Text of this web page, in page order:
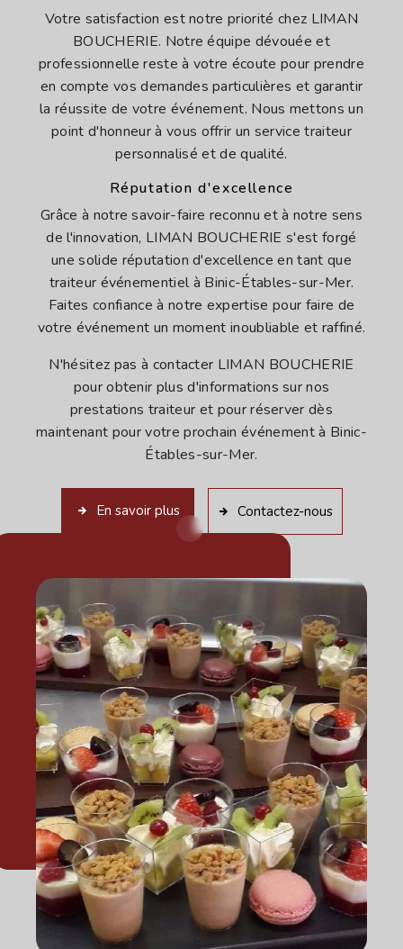
Votre satisfaction est notre priorité chez LIMAN
BOUCHERIE. Notre équipe dévouée et
professionnelle reste à votre écoute pour prendre
en compte vos demandes particulières et garantir
la réussite de votre événement. Nous mettons un
point d'honneur à vous offrir un service traiteur
personnalisé et de qualité.
Réputation d'excellence
Grâce à notre savoir-faire reconnu et à notre sens
de l'innovation, LIMAN BOUCHERIE s'est forgé
une solide réputation d'excellence en tant que
traiteur événementiel à Binic-Étables-sur-Mer.
Faites confiance à notre expertise pour faire de
votre événement un moment inoubliable et raffiné.
N'hésitez pas à contacter LIMAN BOUCHERIE
pour obtenir plus d'informations sur nos
prestations traiteur et pour réserver dès
maintenant pour votre prochain événement à Binic-
Étables-sur-Mer.
En savoir plus Contactez-nous